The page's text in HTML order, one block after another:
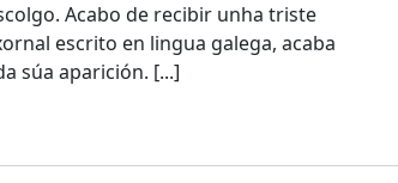
Acabo de recibir unha triste
escrito en lingua galega, acaba
súa aparición. [...]